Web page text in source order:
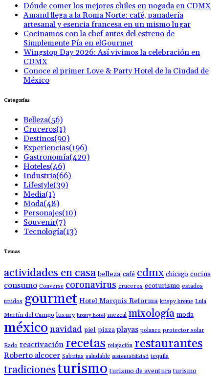
Dónde comer los mejores chiles en nogada en CDMX
Amand llega a la Roma Norte: café, panadería
artesanal y esencia francesa en un mismo lugar
Cocinamos con la chef antes del estreno de
Simplemente Pía en elGourmet
Wingstop Day 2026: Así vivimos la celebración en
CDMX
Conoce el primer Love & Party Hotel de la Ciudad de
México
Categorías
Belleza(56)
Cruceros(1)
Destinos(90)
Experiencias(196)
Gastronomía(420)
Hoteles(46)
Industria(66)
Lifestyle(39)
Media(1)
Moda(48)
Personajes(10)
Souvenir(7)
Tecnología(13)
Temas
actividades en casa belleza café cdmx chicago cocina
consumo Converse coronavirus cruceros ecoturismo estados
unidos gourmet Hotel Marquis Reforma krispy kreme Lula
Martín del Campo luxury luxury hotel mezcal mixología moda
méxico navidad piel pizza playas polanco protector solar
Rado reactivación recetas relajación restaurantes
Roberto alcocer Sabritas saludable sustentabilidad tequila
tradicionesturismo turismo de aventura turismo